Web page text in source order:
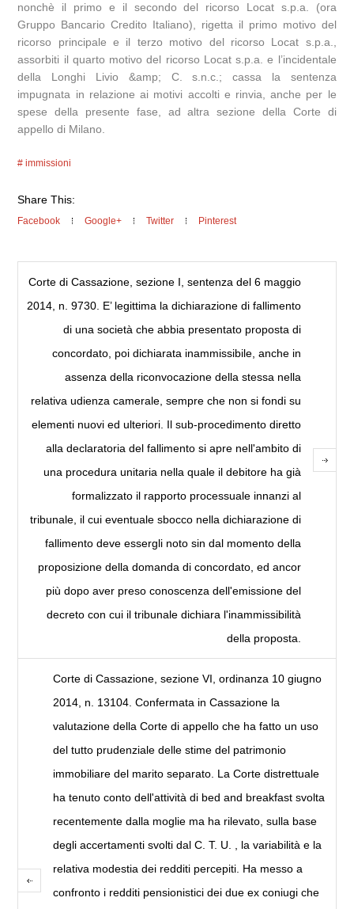
nonchè il primo e il secondo del ricorso Locat s.p.a. (ora
Gruppo Bancario Credito Italiano), rigetta il primo motivo del
ricorso principale e il terzo motivo del ricorso Locat s.p.a.,
assorbiti il quarto motivo del ricorso Locat s.p.a. e l’incidentale
della Longhi Livio &amp; C. s.n.c.; cassa la sentenza
impugnata in relazione ai motivi accolti e rinvia, anche per le
spese della presente fase, ad altra sezione della Corte di
appello di Milano.
immissioni
Share This:
Facebook Google+ Twitter Pinterest
Corte di Cassazione, sezione I, sentenza del 6 maggio
2014, n. 9730. E’ legittima la dichiarazione di fallimento
di una società che abbia presentato proposta di
concordato, poi dichiarata inammissibile, anche in
assenza della riconvocazione della stessa nella
relativa udienza camerale, sempre che non si fondi su
elementi nuovi ed ulteriori. Il sub-procedimento diretto
alla declaratoria del fallimento si apre nell'ambito di
una procedura unitaria nella quale il debitore ha già
formalizzato il rapporto processuale innanzi al
tribunale, il cui eventuale sbocco nella dichiarazione di
fallimento deve essergli noto sin dal momento della
proposizione della domanda di concordato, ed ancor
più dopo aver preso conoscenza dell'emissione del
decreto con cui il tribunale dichiara l'inammissibilità
della proposta.
Corte di Cassazione, sezione VI, ordinanza 10 giugno
2014, n. 13104. Confermata in Cassazione la
valutazione della Corte di appello che ha fatto un uso
del tutto prudenziale delle stime del patrimonio
immobiliare del marito separato. La Corte distrettuale
ha tenuto conto dell'attività di bed and breakfast svolta
recentemente dalla moglie ma ha rilevato, sulla base
degli accertamenti svolti dal C. T. U. , la variabilità e la
relativa modestia dei redditi percepiti. Ha messo a
confronto i redditi pensionistici dei due ex coniugi che